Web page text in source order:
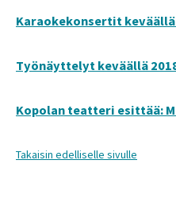
Karaokekonsertit keväällä
Työnäyttelyt keväällä
Kopolan teatteri esittää:
Takaisin edelliselle sivulle